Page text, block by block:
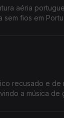
aéria
sem fios em
recusado e de
a música de